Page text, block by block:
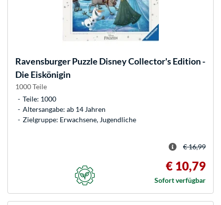
RavensburgerPuzzle Disney Collector's Edition -
Die Eiskönigin
1000 Teile
Teile: 1000
Altersangabe: ab 14 Jahren
Zielgruppe: Erwachsene, Jugendliche
€ 16,99
€ 10,79
Sofort verfügbar